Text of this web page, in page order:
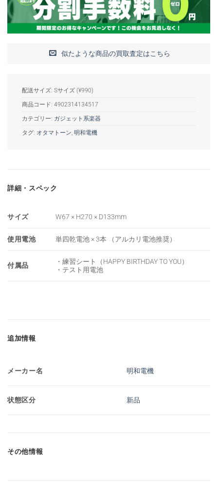
似たような商品の買取査定はこちら
配送サイズ: Sサイズ (¥990)
商品コード: 4902314134517
カテゴリー: ガジェット系楽器
タグ: オタマトーン 明和電機
詳細・スペック
サイズ W67 × H270 × D133mm
使用電池 単四乾電池 × 3本 （アルカリ電池推奨）
付属品
・練習シート（HAPPY BIRTHDAY TO YOU）
・テスト用電池
追加情報
メーカー名 明和電機
状態区分 新品
その他情報